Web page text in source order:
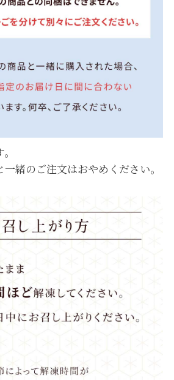
緒のご注文はおやめください。